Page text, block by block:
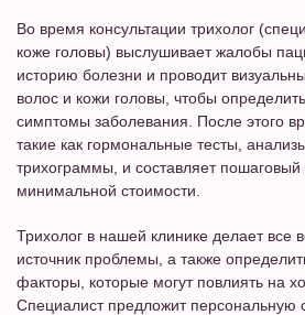
Во время консультации трихолог
коже головы) выслушивает жалобы
историю болезни и проводит
волос и кожи головы, чтобы
симптомы заболевания. После этого
такие как гормональные тесты,
трихограммы, и составляет
минимальной стоимости.
Трихолог в нашей клинике делает все
источник проблемы, а также
факторы, которые могут повлиять на
Специалист предложит персональную